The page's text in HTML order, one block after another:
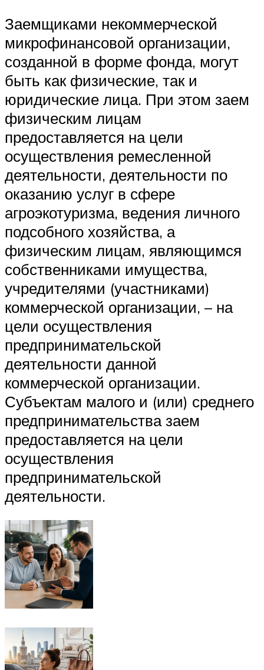
Заемщиками некоммерческой
микрофинансовой организации,
созданной в форме фонда, могут
быть как физические, так и
юридические лица. При этом заем
физическим лицам
предоставляется на цели
осуществления ремесленной
деятельности, деятельности по
оказанию услуг в сфере
агроэкотуризма, ведения личного
подсобного хозяйства, а
физическим лицам, являющимся
собственниками имущества,
учредителями (участниками)
коммерческой организации, – на
цели осуществления
предпринимательской
деятельности данной
коммерческой организации.
Субъектам малого и (или) среднего
предпринимательства заем
предоставляется на цели
осуществления
предпринимательской
деятельности.